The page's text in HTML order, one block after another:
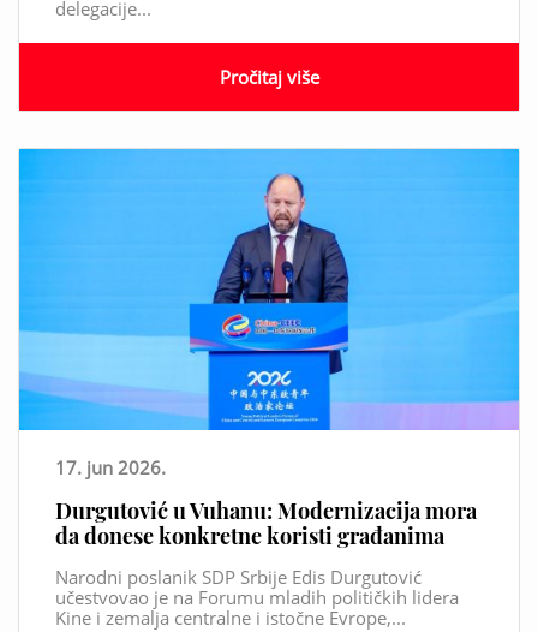
delegacije...
Pročitaj više
17. jun 2026.
Durgutović u Vuhanu: Modernizacija mora
da donese konkretne koristi građanima
Narodni poslanik SDP Srbije Edis Durgutović
učestvovao je na Forumu mladih političkih lidera
Kine i zemalja centralne i istočne Evrope,...